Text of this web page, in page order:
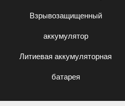
Взрывозащищенный
аккумулятор
Литиевая аккумуляторная
батарея